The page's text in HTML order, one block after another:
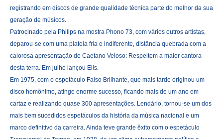
registrando em discos de grande qualidade técnica parte do melhor da sua
geração de músicos.
Patrocinado pela Philips na mostra Phono 73, com vários outros artistas,
deparou-se com uma plateia fria e indiferente, distância quebrada com a
calorosa apresentação de Caetano Veloso: Respeitem a maior cantora
desta terra. Em julho lançou Elis.
Em 1975, com o espetáculo Falso Brilhante, que mais tarde originou um
disco homônimo, atinge enorme sucesso, ficando mais de um ano em
cartaz e realizando quase 300 apresentações. Lendário, tornou-se um dos
mais bem sucedidos espetáculos da história da música nacional e um
marco definitivo da carreira. Ainda teve grande êxito com o espetáculo